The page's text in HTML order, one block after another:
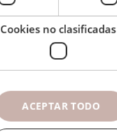
Cookies no clasificadas
ACEPTAR TODO